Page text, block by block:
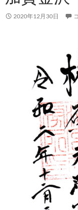
2020年12月30日